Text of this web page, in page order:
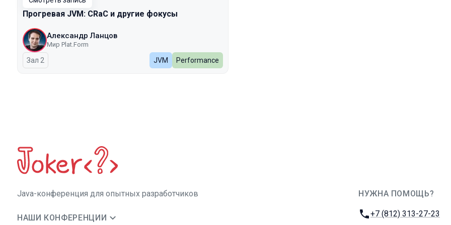
Прогревая JVM: CRaC и другие фокусы
Александр Ланцов
Мир Plat.Form
Зал 2 JVM Performance
Java-конференция для опытных разработчиков
НАШИ КОНФЕРЕНЦИИ
НУЖНА ПОМОЩЬ?
Телефон:
+7 (812) 313-27-23